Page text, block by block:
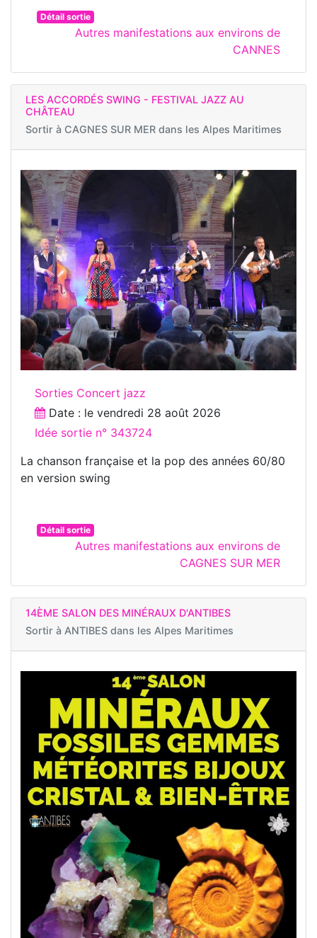
Détail sortie
Autres manifestations aux environs de
CANNES
LES ACCORDÉS SWING - FESTIVAL JAZZ AU
CHÂTEAU
Sortir à CAGNES SUR MER dans les Alpes Maritimes
Sorties Concert jazz
Date : le vendredi 28 août 2026
Idée sortie n° 343724
La chanson française et la pop des années 60/80
en version swing
Détail sortie
Autres manifestations aux environs de
CAGNES SUR MER
14ÈME SALON DES MINÉRAUX D'ANTIBES
Sortir à ANTIBES dans les Alpes Maritimes